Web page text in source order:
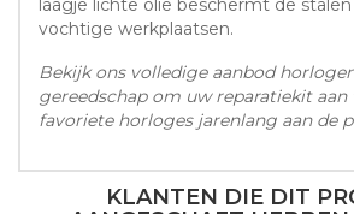
laagje lichte olie beschermt de
vochtige werkplaatsen.
Bekijk ons volledige aanbod
gereedschap om uw reparatiekit aan
favoriete horloges jarenlang aan de
KLANTEN DIE DIT